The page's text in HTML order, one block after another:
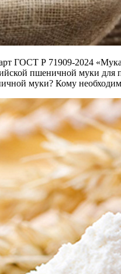
ГОСТ Р 71909-2024
пшеничной муки
муки? Кому